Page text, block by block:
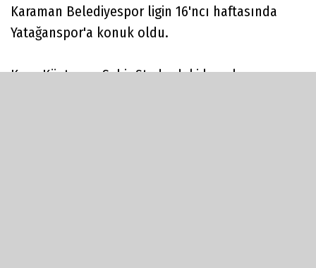
Karaman Belediyespor ligin 16'ncı haftasında
Yatağanspor'a konuk oldu.
Kaya Köstepen Şehir Stadındaki karşılaşmayı